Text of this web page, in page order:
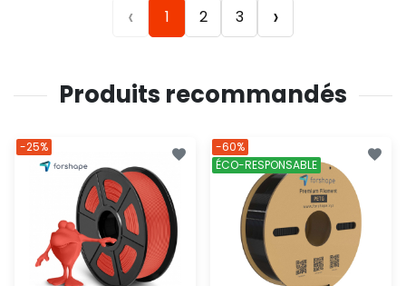
‹ 1 2 3 ›
Produits recommandés
-25%
-60%
ÉCO-RESPONSABLE